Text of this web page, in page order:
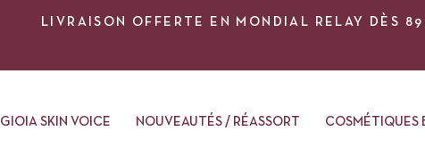
LIVRAISON OFFERTE EN MONDIAL RELAY DÈS 89
GIOIA SKIN VOICE NOUVEAUTÉS / RÉASSORT COSMÉTIQUES